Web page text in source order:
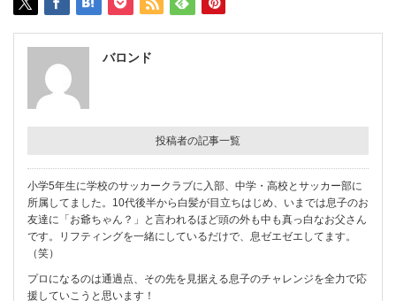
バロンド
投稿者の記事一覧
小学5年生に学校のサッカークラブに入部、中学・高校とサッカー部に
所属してました。10代後半から白髪が目立ちはじめ、いまでは息子のお
友達に「お爺ちゃん？」と言われるほど頭の外も中も真っ白なお父さん
です。リフティングを一緒にしているだけで、息ゼエゼエしてます。
（笑）
プロになるのは通過点、その先を見据える息子のチャレンジを全力で応
援していこうと思います！